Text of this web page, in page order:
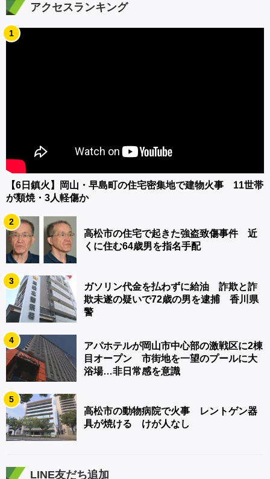
アクセスランキング
1
【6日鎮火】岡山・早島町の住宅密集地で建物火事 11世帯
が類焼・3人軽傷か
2
高松市の住宅で起きた強盗致傷事件 近
くに住む64歳男を指名手配
3
ガソリン代金を払わずに給油 詐欺と詐
欺未遂の疑いで72歳の男を逮捕 香川県
警
4
アパホテルが岡山市中心部の激戦区に2棟
目オープン 市街地を一望のプールに大
浴場…非日常感を意識
5
高松市の動物病院で火事 レントゲン器
具が焼ける けが人なし
LINE友だち追加